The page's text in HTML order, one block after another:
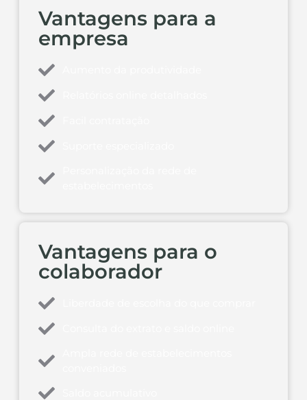
Vantagens para a
empresa
Vantagens para o
colaborador